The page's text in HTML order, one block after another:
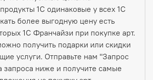
1С одинаковые у всех 1С
более выгодную цену есть
1С Франчайзи при покупке арт.
получить подарки или скидки
услуги. Отправьте нам "Запрос
ниже и получите самые